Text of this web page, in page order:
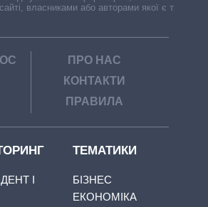
власниками або авторами якої є треті
ПРО НАС
КОНТАКТИ
ПРАВИЛА
І
ТЕМАТИКИ
БІЗНЕС
ЕКОНОМІКА